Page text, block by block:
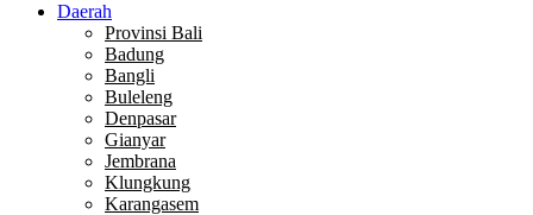
Daerah
Provinsi Bali
Badung
Bangli
Buleleng
Denpasar
Gianyar
Jembrana
Klungkung
Karangasem